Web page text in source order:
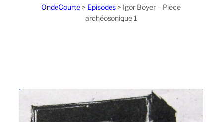
OndeCourte > Episodes > Igor Boyer – Pièce
archéosonique 1